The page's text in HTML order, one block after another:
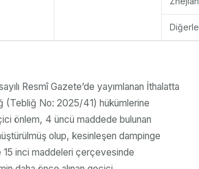
Resmî Gazete’de yayımlanan İthalatta
(Tebliğ No: 2025/41) hükümlerine
önlem, 4 üncü maddede bulunan
olup, kesinleşen dampinge
15 inci maddeleri çerçevesinde